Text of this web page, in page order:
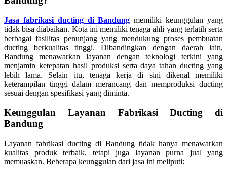
Jasa fabrikasi ducting di Bandung memiliki keunggulan yang
tidak bisa diabaikan. Kota ini memiliki tenaga ahli yang terlatih serta
berbagai fasilitas penunjang yang mendukung proses pembuatan
ducting berkualitas tinggi. Dibandingkan dengan daerah lain,
Bandung menawarkan layanan dengan teknologi terkini yang
menjamin ketepatan hasil produksi serta daya tahan ducting yang
lebih lama. Selain itu, tenaga kerja di sini dikenal memiliki
keterampilan tinggi dalam merancang dan memproduksi ducting
sesuai dengan spesifikasi yang diminta.
Keunggulan Layanan Fabrikasi Ducting di
Bandung
Layanan fabrikasi ducting di Bandung tidak hanya menawarkan
kualitas produk terbaik, tetapi juga layanan purna jual yang
memuaskan. Beberapa keunggulan dari jasa ini meliputi: